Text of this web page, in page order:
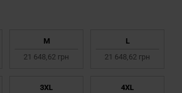
M
21 648,62 грн
L
21 648,62 грн
3XL
4XL